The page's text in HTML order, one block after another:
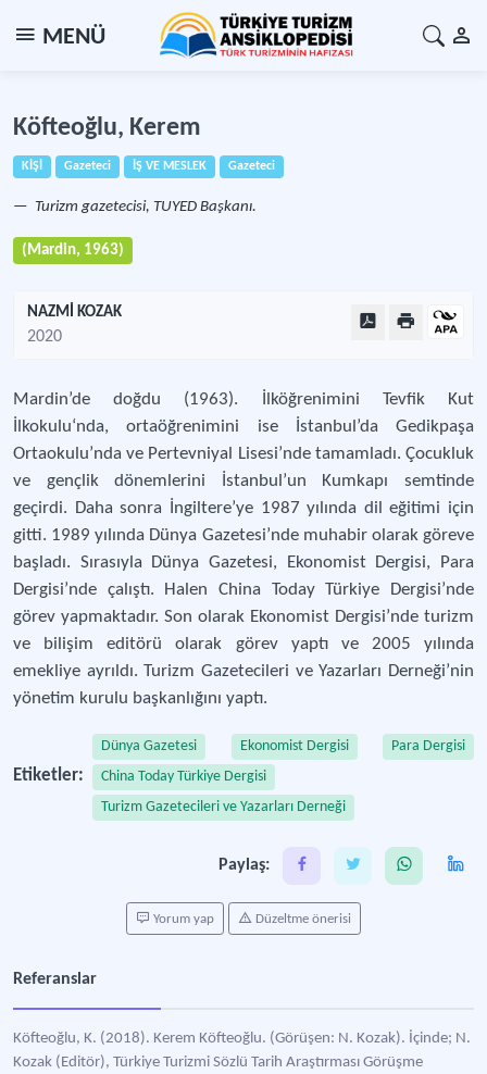
MENÜ
Köfteoğlu, Kerem
KİŞİ Gazeteci İŞ VE MESLEK Gazeteci
Turizm gazetecisi, TUYED Başkanı.
(Mardin, 1963)
NAZMİ KOZAK
2020
Mardin’de doğdu (1963). İlköğrenimini Tevfik Kut
İlkokulu‘nda, ortaöğrenimini ise İstanbul’da Gedikpaşa
Ortaokulu’nda ve Pertevniyal Lisesi’nde tamamladı. Çocukluk
ve gençlik dönemlerini İstanbul’un Kumkapı semtinde
geçirdi. Daha sonra İngiltere’ye 1987 yılında dil eğitimi için
gitti. 1989 yılında Dünya Gazetesi’nde muhabir olarak göreve
başladı. Sırasıyla Dünya Gazetesi, Ekonomist Dergisi, Para
Dergisi’nde çalıştı. Halen China Today Türkiye Dergisi’nde
görev yapmaktadır. Son olarak Ekonomist Dergisi’nde turizm
ve bilişim editörü olarak görev yaptı ve 2005 yılında
emekliye ayrıldı. Turizm Gazetecileri ve Yazarları Derneği’nin
yönetim kurulu başkanlığını yaptı.
Etiketler:
Dünya Gazetesi Ekonomist Dergisi
Para Dergisi
China Today Türkiye Dergisi
Turizm Gazetecileri ve Yazarları Derneği
Paylaş:
Yorum yap Düzeltme önerisi
Referanslar
Köfteoğlu, K. (2018). Kerem Köfteoğlu. (Görüşen: N. Kozak). İçinde; N.
Kozak (Editör), Türkiye Turizmi Sözlü Tarih Araştırması Görüşme